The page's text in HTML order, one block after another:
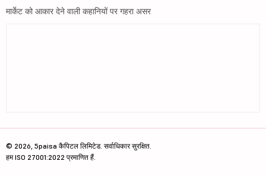
मार्केट को आकार देने वाली कहानियों पर गहरा असर
© 2026, 5paisa कैपिटल लिमिटेड. सर्वाधिकार सुरक्षित.
हम ISO 27001:2022 प्रमाणित हैं.